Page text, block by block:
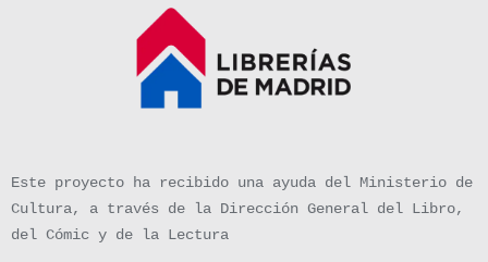
Este proyecto ha recibido una ayuda del Ministerio de
Cultura, a través de la Dirección General del Libro,
del Cómic y de la Lectura